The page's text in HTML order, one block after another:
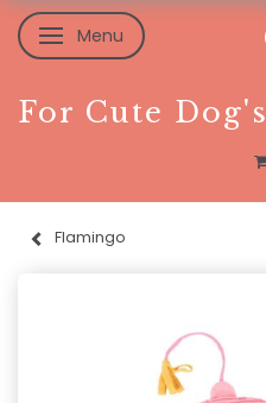
Toggle navigation
Menu
For Cute Dog's
Flamingo